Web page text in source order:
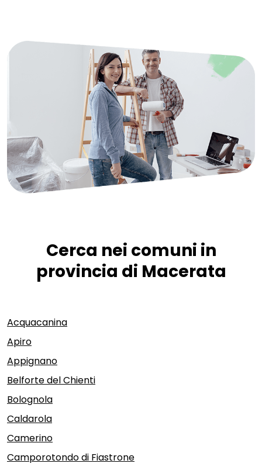
Cerca nei comuni in
provincia di Macerata
Acquacanina
Apiro
Appignano
Belforte del Chienti
Bolognola
Caldarola
Camerino
Camporotondo di Fiastrone